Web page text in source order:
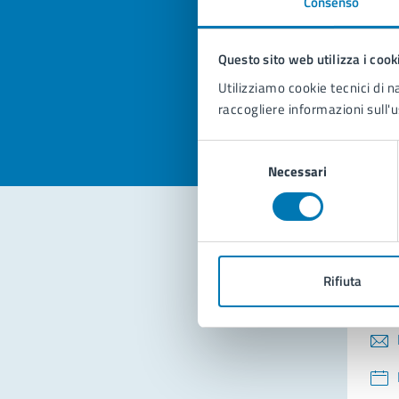
Questo sito web utilizza i
Utilizziamo cookie tecnici di
raccogliere informazioni
consenso
Necessari
Rifiuta